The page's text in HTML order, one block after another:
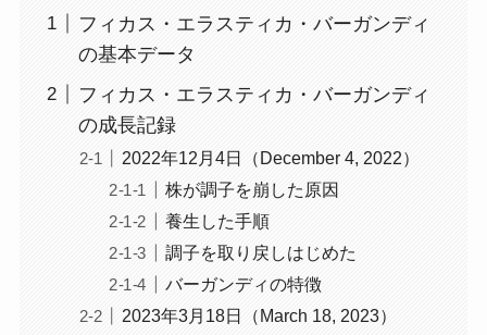
フィカス・エラスティカ・バーガンディ
の基本データ
フィカス・エラスティカ・バーガンディ
の成長記録
2022年12月4日（December 4, 2022）
株が調子を崩した原因
養生した手順
調子を取り戻しはじめた
バーガンディの特徴
2023年3月18日（March 18, 2023）